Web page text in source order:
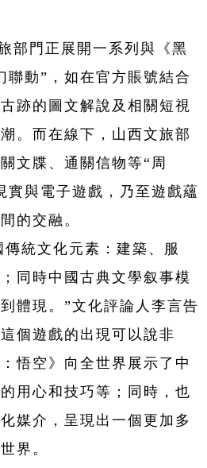
部門正展開一系列與《黑
聯動”，如在官方賬號結合
跡的圖文解說及相關短視
。而在線下，山西文旅部
文牒、通關信物等“周
實與電子遊 戲，乃至遊 戲蘊
的交融。
傳統文化元素：建築、服
同時中國古典文學叙事模
體現。”文化評論人李言告
個遊 戲的出現可以說非
悟空》向全世界展示了中
用心和技巧等；同時，也
媒介，呈現出一個更加多
界。